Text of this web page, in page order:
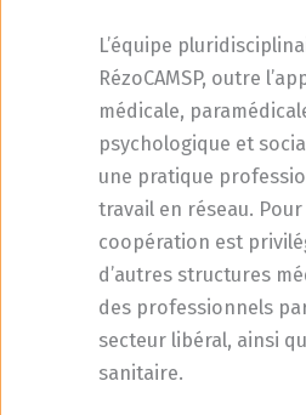
L’équipe
RézoCAMSP, outre
médicale,
psychologique et
une pratique
travail en réseau. Pour
coopération est
d’autres structures
des professionnels
secteur libéral, ainsi
sanitaire.